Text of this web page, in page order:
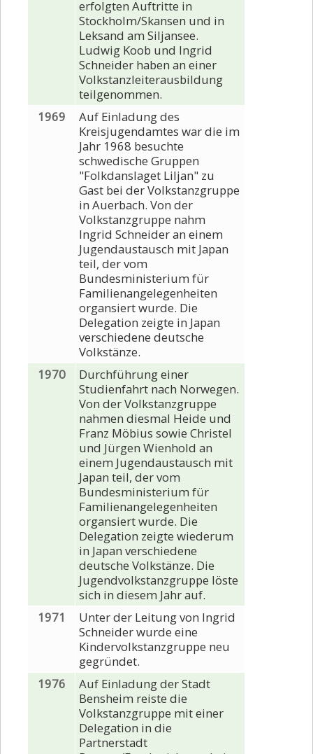
erfolgten Auftritte in
Stockholm/Skansen und in
Leksand am Siljansee.
Ludwig Koob und Ingrid
Schneider haben an einer
Volkstanzleiterausbildung
teilgenommen.
1969
Auf Einladung des
Kreisjugendamtes war die im
Jahr 1968 besuchte
schwedische Gruppen
"Folkdanslaget Liljan" zu
Gast bei der Volkstanzgruppe
in Auerbach. Von der
Volkstanzgruppe nahm
Ingrid Schneider an einem
Jugendaustausch mit Japan
teil, der vom
Bundesministerium für
Familienangelegenheiten
organsiert wurde. Die
Delegation zeigte in Japan
verschiedene deutsche
Volkstänze.
1970
Durchführung einer
Studienfahrt nach Norwegen.
Von der Volkstanzgruppe
nahmen diesmal Heide und
Franz Möbius sowie Christel
und Jürgen Wienhold an
einem Jugendaustausch mit
Japan teil, der vom
Bundesministerium für
Familienangelegenheiten
organsiert wurde. Die
Delegation zeigte wiederum
in Japan verschiedene
deutsche Volkstänze. Die
Jugendvolkstanzgruppe löste
sich in diesem Jahr auf.
1971
Unter der Leitung von Ingrid
Schneider wurde eine
Kindervolkstanzgruppe neu
gegründet.
1976
Auf Einladung der Stadt
Bensheim reiste die
Volkstanzgruppe mit einer
Delegation in die
Partnerstadt